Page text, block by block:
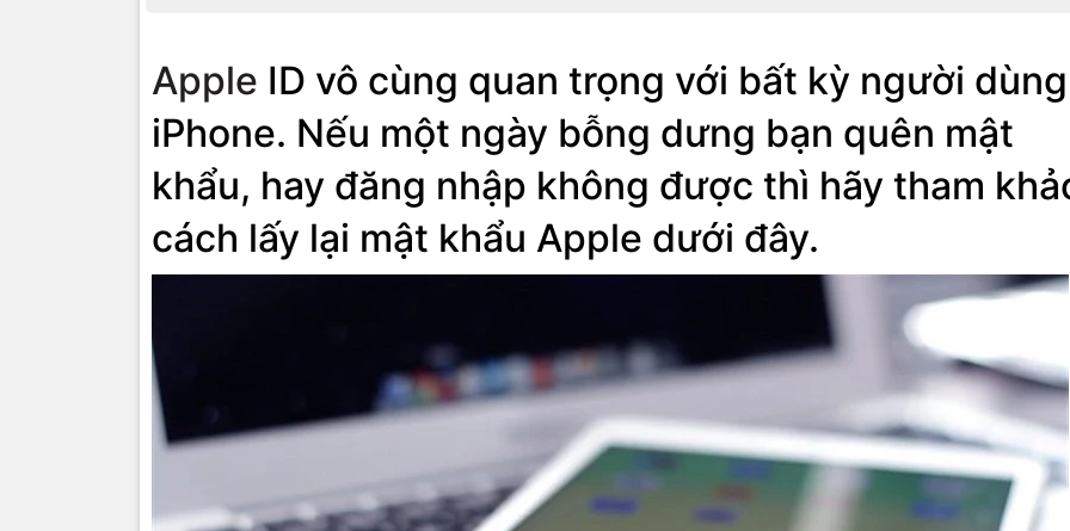
Apple ID vô cùng quan trọng với bất kỳ người dùng
iPhone. Nếu một ngày bỗng dưng bạn quên mật
khẩu, hay đăng nhập không được thì hãy tham
cách lấy lại mật khẩu Apple dưới đây.